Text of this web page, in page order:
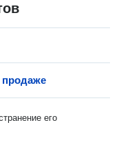
продаже
его